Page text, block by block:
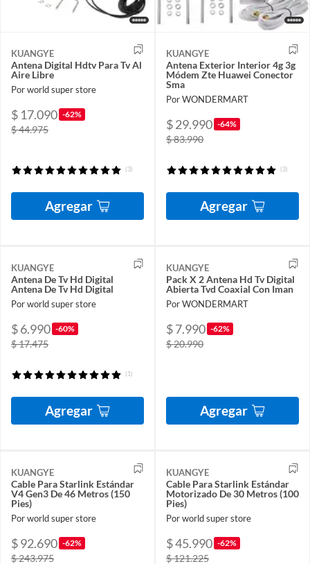
KUANGYE
Antena Digital Hdtv Para Tv Al
Aire Libre
Por world super store
$ 17.090 -62%
$ 44.975
(3)
Agregar
KUANGYE
Antena Exterior Interior 4g 3g
Módem Zte Huawei Conector
Sma
Por WONDERMART
$ 29.990 -64%
$ 83.990
(3)
Agregar
KUANGYE
Antena De Tv Hd Digital
Antena De Tv Hd Digital
Por world super store
$ 6.990 -60%
$ 17.475
(1)
Agregar
KUANGYE
Pack X 2 Antena Hd Tv Digital
Abierta Tvd Coaxial Con Iman
Por WONDERMART
$ 7.990 -62%
$ 20.990
Agregar
KUANGYE
Cable Para Starlink Estándar
V4 Gen3 De 46 Metros (150
Pies)
Por world super store
$ 92.690 -62%
$ 243.975
KUANGYE
Cable Para Starlink Estándar
Motorizado De 30 Metros (100
Pies)
Por world super store
$ 45.990 -62%
$ 121.225